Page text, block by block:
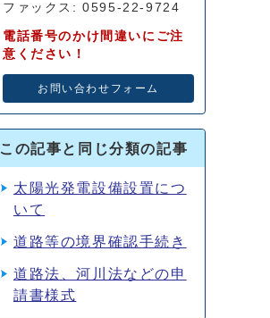
ファックス: 0595-22-9724
電話番号のかけ間違いにご注
意ください！
お問い合わせフォーム
この記事と同じ分類の記事
太陽光発電設備設置につ
いて
道路等の境界確認手続き
道路法、河川法などの申
請書様式